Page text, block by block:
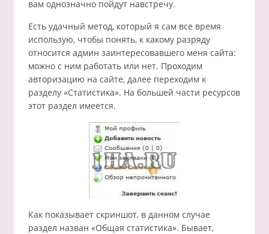
вам однозначно пойдут навстречу.
Есть удачный метод, который я сам все время
использую, чтобы понять, к какому разряду
относится админ заинтересовавшего меня сайта:
можно с ним работать или нет. Проходим
авторизацию на сайте, далее переходим к
разделу «Статистика». На большей части ресурсов
этот раздел имеется.
Как показывает скриншот, в данном случае
раздел назван «Общая статистика». Бывает,